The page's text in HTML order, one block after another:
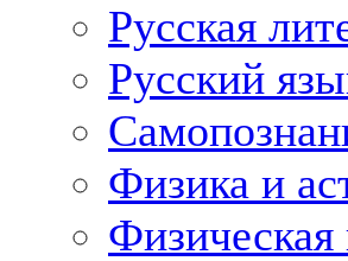
Русская
Русский
Физика и
Физическая